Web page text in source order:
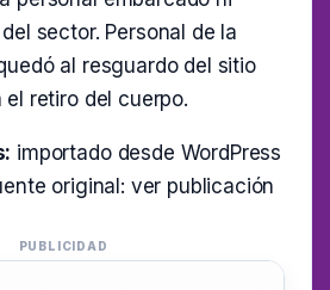
sector. Personal de la
al resguardo del sitio
retiro del cuerpo.
importado desde WordPress
original: ver publicación
PUBLICIDAD